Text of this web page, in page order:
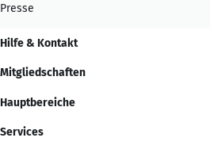
Presse
Hilfe & Kontakt
Mitgliedschaften
Hauptbereiche
Services